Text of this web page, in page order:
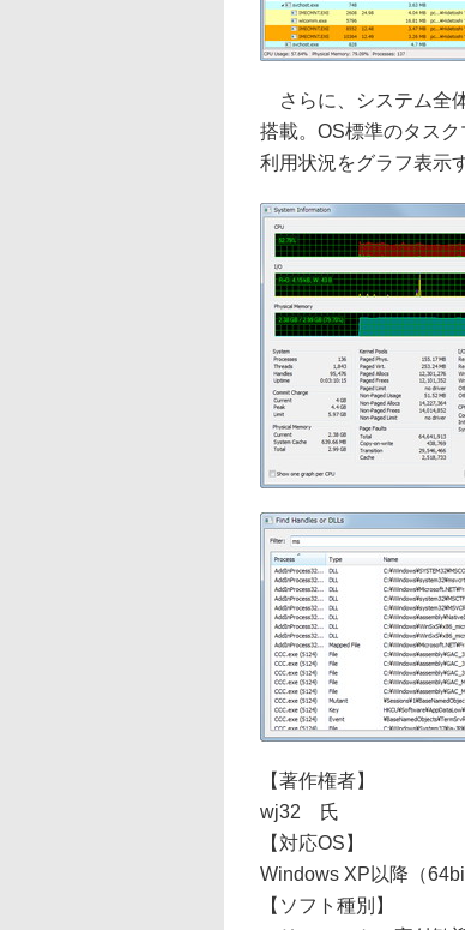
さらに、システム全
搭載。OS標準のタス
利用状況をグラフ表示
【著作権者】
wj32 氏
【対応OS】
Windows XP以降（
【ソフト種別】